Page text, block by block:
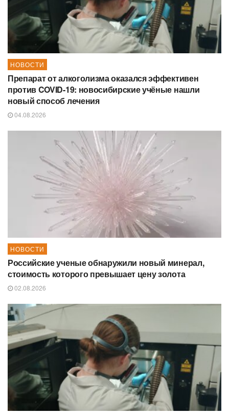
НОВОСТИ
Препарат от алкоголизма оказался эффективен
против COVID-19: новосибирские учёные нашли
новый способ лечения
04.08.2026
НОВОСТИ
Российские ученые обнаружили новый минерал,
стоимость которого превышает цену золота
02.08.2026